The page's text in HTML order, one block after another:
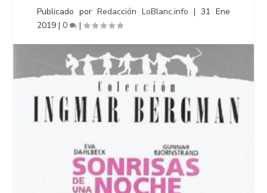
Publicado porRedacción LoBlanc.info | 31 Ene
2019 |0 |